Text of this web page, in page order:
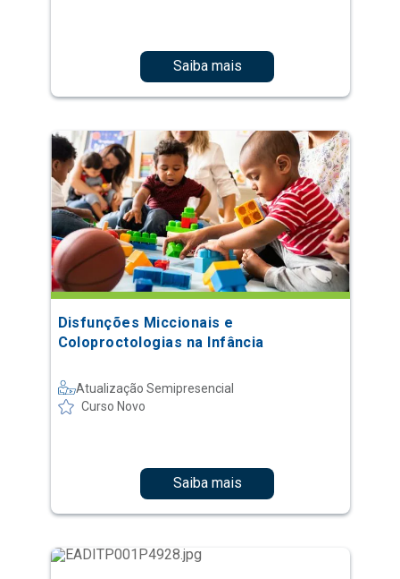
Saiba mais
Disfunções Miccionais e
Coloproctologias na Infância
Atualização Semipresencial
Curso Novo
Saiba mais